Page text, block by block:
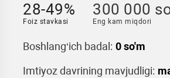
28-49%
Foiz stavkasi
300 000
Eng kam miqdori
Boshlang‘ich badal: 0 so'm
Imtiyoz davrining mavjudligi: